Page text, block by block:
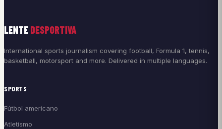
LENTE DESPORTIVA
International sports journalism covering football, Formula 1, tennis,
basketball, motorsport and more. Delivered in multiple languages.
SPORTS
Fútbol americano
Atletismo